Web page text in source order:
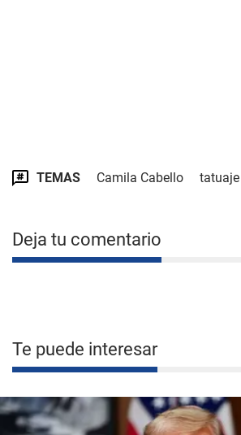
TEMAS Camila Cabello tatuaje
Deja tu comentario
Te puede interesar